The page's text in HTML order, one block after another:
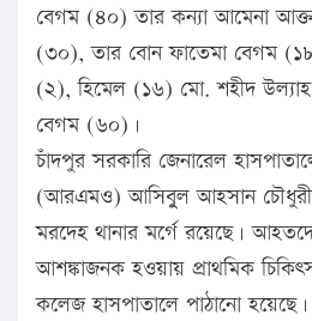
বেগম (৪০) তার কন্যা আমেনা
(৩০), তার বোন ফাতেমা বেগম
(২), হিমেল (১৬) মো. শহীদ উল্যাহ
বেগম (৬০)।
চাঁদপুর সরকারি জেনারেল
(আরএমও) আসিবুুল আহসান চৌধুরী
মরদেহ থানার মর্গে রয়েছে।
আশঙ্কাজনক হওয়ায় প্রাথমিক
কলেজ হাসপাতালে পাঠানো হয়েছে।